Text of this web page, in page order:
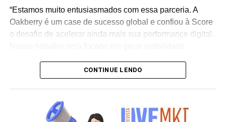
“Estamos muito entusiasmados com essa parceria. A
Oakberry é um case de sucesso global e confiou à Score
o desafio de acelerar ainda mais sua performance digital.
audiências e sustentando sua expansão internacional”,
O projeto contempla desde a otimização de campanhas
de mídia paga para maior eficiência em investimento até
CONTINUE LENDO